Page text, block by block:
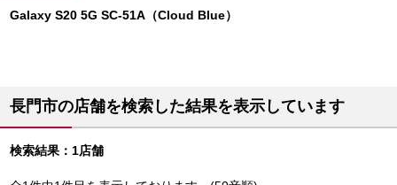
Galaxy S20 5G SC-51A（Cloud Blue）
長門市の店舗を検索した結果を表示しています
検索結果：1店舗